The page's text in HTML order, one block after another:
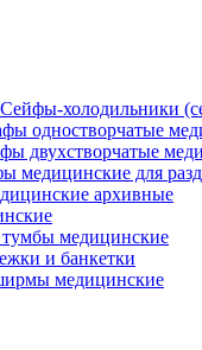
Сейфы-холодильники
одностворчатые
двухстворчатые
медицинские для
архивные
медицинские
и банкетки
медицинские